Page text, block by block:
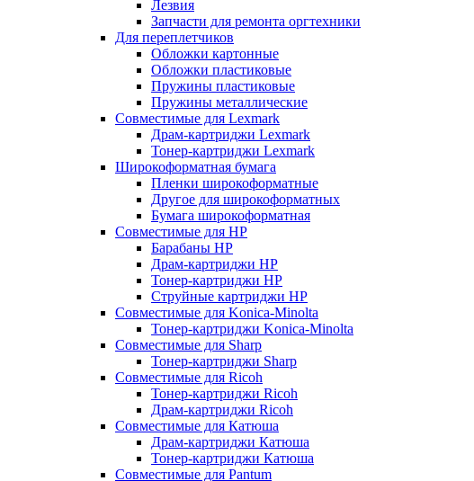
Лезвия
Запчасти для ремонта оргтехники
Для переплетчиков
Обложки картонные
Обложки пластиковые
Пружины пластиковые
Пружины металлические
Совместимые для Lexmark
Драм-картриджи Lexmark
Тонер-картриджи Lexmark
Широкоформатная бумага
Пленки широкоформатные
Другое для широкоформатных
Бумага широкоформатная
Совместимые для HP
Барабаны HP
Драм-картриджи HP
Тонер-картриджи HP
Струйные картриджи HP
Совместимые для Konica-Minolta
Тонер-картриджи Konica-Minolta
Совместимые для Sharp
Тонер-картриджи Sharp
Совместимые для Ricoh
Тонер-картриджи Ricoh
Драм-картриджи Ricoh
Совместимые для Катюша
Драм-картриджи Катюша
Тонер-картриджи Катюша
Совместимые для Pantum